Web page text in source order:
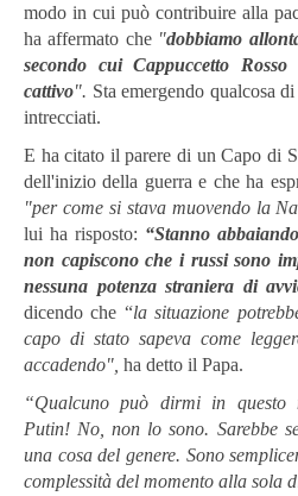
modo in cui può contribuire alla
ha affermato che "dobbiamo
secondo cui Cappuccetto
cattivo". Sta emergendo qualcosa
intrecciati.
E ha citato il parere di un Capo di
dell'inizio della guerra e che ha
"per come si stava muovendo la
lui ha risposto: “Stanno
non capiscono che i russi sono
nessuna potenza straniera di
dicendo che “la situazione
capo di stato sapeva come
accadendo", ha detto il Papa.
“Qualcuno può dirmi in questo
Putin! No, non lo sono. Sarebbe
una cosa del genere. Sono
complessità del momento alla sola